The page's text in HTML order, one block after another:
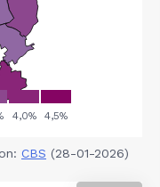
CBS (28-01-2026)